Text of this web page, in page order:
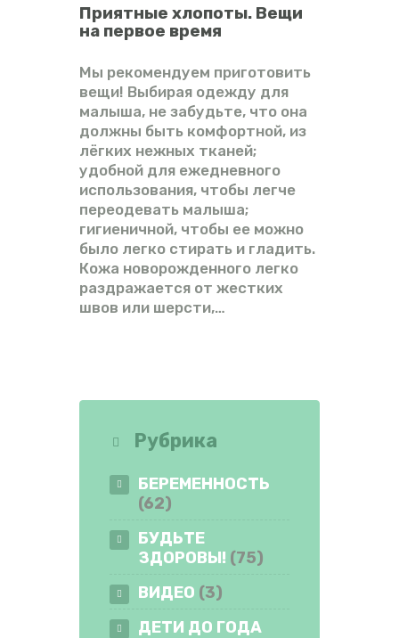
Приятные хлопоты. Вещи
на первое время
Мы рекомендуем приготовить
вещи! Выбирая одежду для
малыша, не забудьте, что она
должны быть комфортной, из
лёгких нежных тканей;
удобной для ежедневного
использования, чтобы легче
переодевать малыша;
гигиеничной, чтобы ее можно
было легко стирать и гладить.
Кожа новорожденного легко
раздражается от жестких
швов или шерсти,…
Рубрика
БЕРЕМЕННОСТЬ
(62)
БУДЬТЕ
ЗДОРОВЫ! (75)
ВИДЕО (3)
ДЕТИ ДО ГОДА